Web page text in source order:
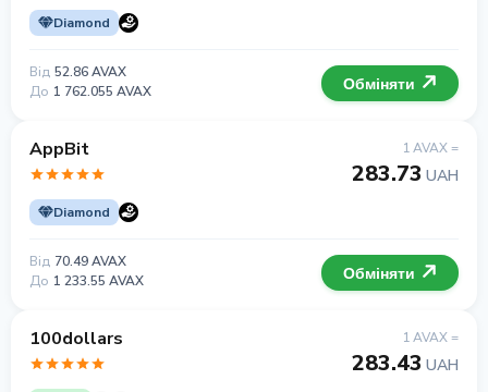
Diamond
Від 52.86 AVAX
До 1 762.055 AVAX Обміняти
AppBit
Diamond
1 AVAX =
283.73 UAH
Від 70.49 AVAX
До 1 233.55 AVAX Обміняти
100dollars 1 AVAX =
283.43 UAH